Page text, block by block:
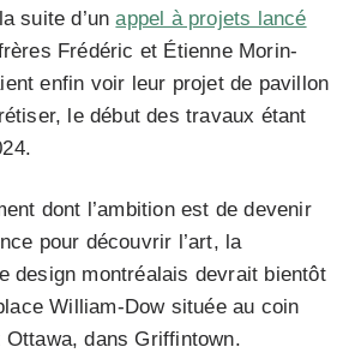
suite d’unappel à projets lancé
Frédéric et Étienne Morin-
enfin voir leur projet de pavillon
le début des travaux étant
dont l’ambition est de devenir
pour découvrir l’art, la
design montréalais devrait bientôt
William-Dow située au coin
dans Griffintown.